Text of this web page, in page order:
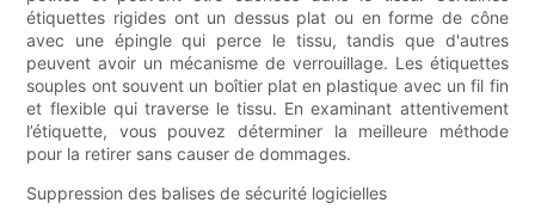
étiquettes rigides ont un dessus plat ou en forme de cône
avec une épingle qui perce le tissu, tandis que d'autres
peuvent avoir un mécanisme de verrouillage. Les étiquettes
souples ont souvent un boîtier plat en plastique avec un fil fin
et flexible qui traverse le tissu. En examinant attentivement
l’étiquette, vous pouvez déterminer la meilleure méthode
pour la retirer sans causer de dommages.
Suppression des balises de sécurité logicielles